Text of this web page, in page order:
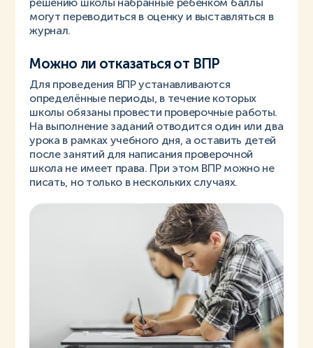
решению школы набранные ребёнком баллы
могут переводиться в оценку и выставляться в
журнал.
Можно ли отказаться от ВПР
Для проведения ВПР устанавливаются
определённые периоды, в течение которых
школы обязаны провести проверочные работы.
На выполнение заданий отводится один или два
урока в рамках учебного дня, а оставить детей
после занятий для написания проверочной
школа не имеет права. При этом ВПР можно не
писать, но только в нескольких случаях.